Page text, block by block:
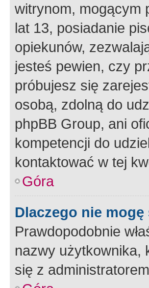
witrynom, mogącym
lat 13, posiadanie
opiekunów,
jesteś pewien, czy
próbujesz się
osobą, zdolną do
phpBB Group, ani
kompetencji do
kontaktować w tej
Góra
Dlaczego nie
Prawdopodobnie
nazwy użytkownika,
się z